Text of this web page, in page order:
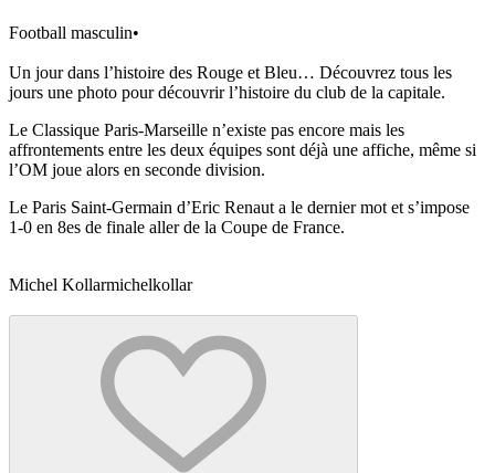
Football masculin•
Un jour dans l’histoire des Rouge et Bleu… Découvrez tous les
jours une photo pour découvrir l’histoire du club de la capitale.
Le Classique Paris-Marseille n’existe pas encore mais les
affrontements entre les deux équipes sont déjà une affiche, même si
l’OM joue alors en seconde division.
Le Paris Saint-Germain d’Eric Renaut a le dernier mot et s’impose
1-0 en 8es de finale aller de la Coupe de France.
Michel Kollarmichelkollar